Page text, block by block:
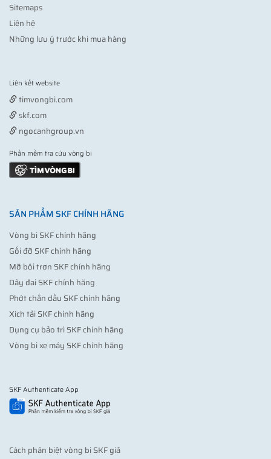
Sitemaps
Liên hệ
Những lưu ý trước khi mua hàng
Liên kết website
timvongbi.com
skf.com
ngocanhgroup.vn
Phần mềm tra cứu vòng bi
SẢN PHẨM SKF CHÍNH HÃNG
Vòng bi SKF chính hãng
Gối đỡ SKF chính hãng
Mỡ bôi trơn SKF chính hãng
Dây đai SKF chính hãng
Phớt chắn dầu SKF chính hãng
Xích tải SKF chính hãng
Dụng cụ bảo trì SKF chính hãng
Vòng bi xe máy SKF chính hãng
SKF Authenticate App
Cách phân biệt vòng bi SKF giả